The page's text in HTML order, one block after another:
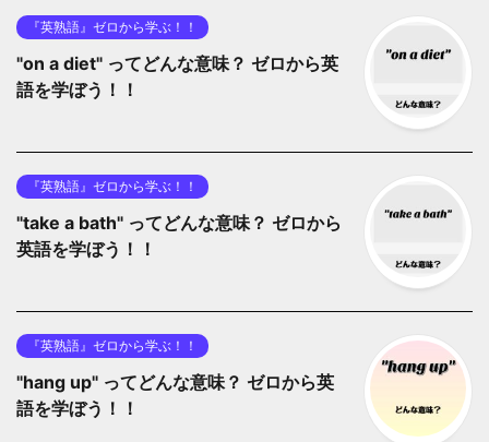
『英熟語』ゼロから学ぶ！！
"on a diet" ってどんな意味？ ゼロから英
語を学ぼう！！
『英熟語』ゼロから学ぶ！！
"take a bath" ってどんな意味？ ゼロから
英語を学ぼう！！
『英熟語』ゼロから学ぶ！！
"hang up" ってどんな意味？ ゼロから英
語を学ぼう！！